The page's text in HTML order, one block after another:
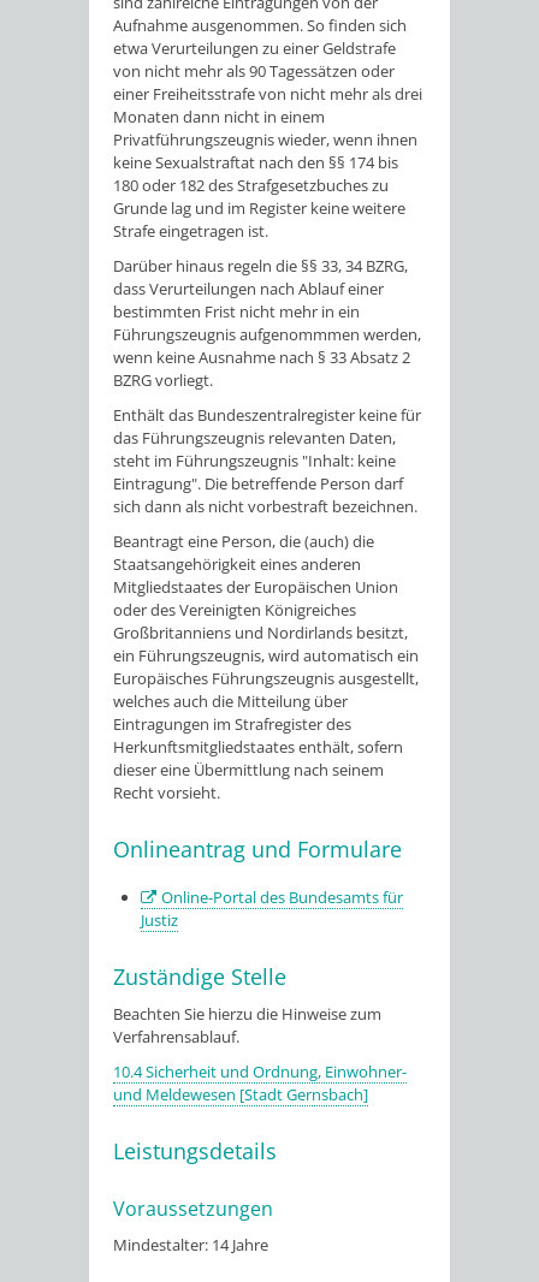
Aufnahme ausgenommen. So finden sich
etwa Verurteilungen zu einer Geldstrafe
von nicht mehr als 90 Tagessätzen oder
einer Freiheitsstrafe von nicht mehr als drei
Monaten dann nicht in einem
Privatführungszeugnis wieder, wenn ihnen
keine Sexualstraftat nach den §§ 174 bis
180 oder 182 des Strafgesetzbuches zu
Grunde lag und im Register keine weitere
Strafe eingetragen ist.
Darüber hinaus regeln die §§ 33, 34 BZRG,
dass Verurteilungen nach Ablauf einer
bestimmten Frist nicht mehr in ein
Führungszeugnis aufgenommmen werden,
wenn keine Ausnahme nach § 33 Absatz 2
BZRG vorliegt.
Enthält das Bundeszentralregister keine für
das Führungszeugnis relevanten Daten,
steht im Führungszeugnis "Inhalt: keine
Eintragung". Die betreffende Person darf
sich dann als nicht vorbestraft bezeichnen.
Beantragt eine Person, die (auch) die
Staatsangehörigkeit eines anderen
Mitgliedstaates der Europäischen Union
oder des Vereinigten Königreiches
Großbritanniens und Nordirlands besitzt,
ein Führungszeugnis, wird automatisch ein
Europäisches Führungszeugnis ausgestellt,
welches auch die Mitteilung über
Eintragungen im Strafregister des
Herkunftsmitgliedstaates enthält, sofern
dieser eine Übermittlung nach seinem
Recht vorsieht.
Onlineantrag und Formulare
Online-Portal des Bundesamts für
Justiz
Zuständige Stelle
Beachten Sie hierzu die Hinweise zum
Verfahrensablauf.
10.4 Sicherheit und Ordnung, Einwohner-
und Meldewesen [Stadt Gernsbach]
Leistungsdetails
Voraussetzungen
Mindestalter: 14 Jahre